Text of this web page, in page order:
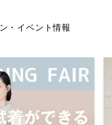
・イベント情報